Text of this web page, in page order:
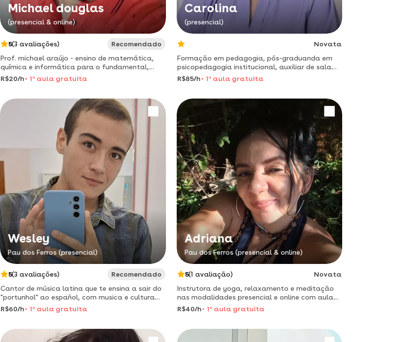
Michael douglas
(presencial & online)
5(3 avaliações)
Recomendado
Prof. michael araújo - ensino de matemática,
química e informática para o fundamental,
médio, superior e concursos em geral.
R$20/h 1 a aula gratuita
Carolina
(presencial)
Novata
Formação em pedagogia, pós-graduanda em
psicopedagogia institucional, auxiliar de sala
na educação infantil, habilidades com alunos
no 1° ao 5° ano do ensino fundamental
R$85/h 1 aaula gratuita
Wesley
Pau dos Ferros (presencial)
5(3 avaliações)
Recomendado
Cantor de música latina que te ensina a sair do
"portunhol" ao español, com musica e cultura
mexicana!
R$60/h 1 a aula gratuita
Adriana
Pau dos Ferros (presencial & online)
5(1 avaliação)
Novata
Instrutora de yoga, relaxamento e meditação
nas modalidades presencial e online com aulas
para todos os níveis
R$40/h 1 aaula gratuita